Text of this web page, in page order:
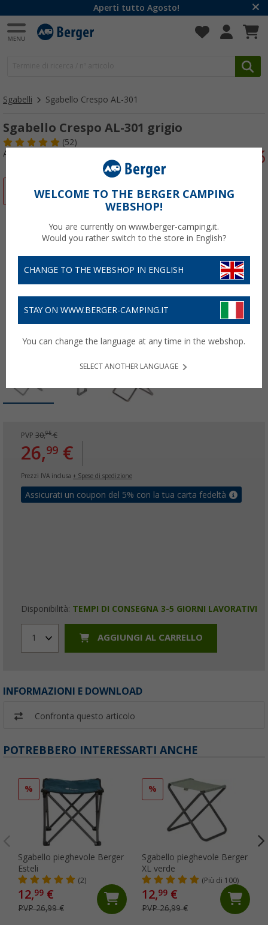
Aperti tutto Agosto!
Sgabelli Sgabello Crespo AL-301
Sgabello Crespo AL-301 grigio
(52)
Articolo n: 704480
-12%
PVP 30,95€
26,99 €
Prezzi IVA inclusa + Spese di spedizione
Assicurati un coupon del 5% con la tua carta fedeltà
Disponibilità: TEMPI DI CONSEGNA 3-5 GIORNI LAVORATIVI
1 AGGIUNGI AL CARRELLO
INFORMAZIONI E DOWNLOAD
Confronta questo articolo
POTREBBERO INTERESSARTI ANCHE
%
Sgabello pieghevole Berger
Esteli
(2)
12,99 €
PVP 26,99 €
%
Sgabello pieghevole Berger
XL verde
(Più di 100)
12,99€
PVP 26,99 €
WELCOME TO THE BERGER CAMPING
WEBSHOP!
You are currently on www.berger-camping.it.
Would you rather switch to the store in English?
CHANGE TO THE WEBSHOP IN ENGLISH
STAY ON WWW.BERGER-CAMPING.IT
You can change the language at any time in the webshop.
SELECT ANOTHER LANGUAGE